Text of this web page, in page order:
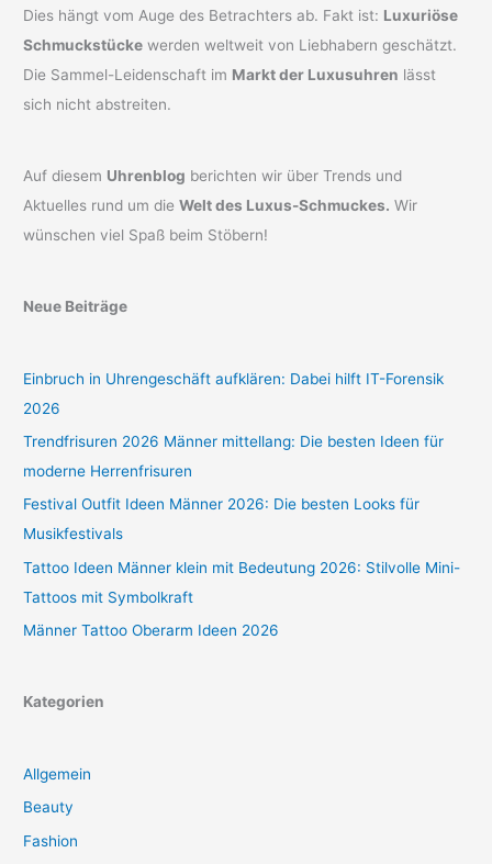
Dies hängt vom Auge des Betrachters ab. Fakt ist: Luxuriöse
Schmuckstücke werden weltweit von Liebhabern geschätzt.
Die Sammel-Leidenschaft im Markt der Luxusuhren lässt
sich nicht abstreiten.
Auf diesem Uhrenblog berichten wir über Trends und
Aktuelles rund um dieWelt des Luxus-Schmuckes. Wir
wünschen viel Spaß beim Stöbern!
Neue Beiträge
Einbruch in Uhrengeschäft aufklären: Dabei hilft IT-Forensik
2026
Trendfrisuren 2026 Männer mittellang: Die besten Ideen für
moderne Herrenfrisuren
Festival Outfit Ideen Männer 2026: Die besten Looks für
Musikfestivals
Tattoo Ideen Männer klein mit Bedeutung 2026: Stilvolle Mini-
Tattoos mit Symbolkraft
Männer Tattoo Oberarm Ideen 2026
Kategorien
Allgemein
Beauty
Fashion